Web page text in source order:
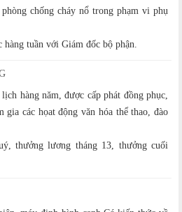
chống cháy nổ trong phạm vi phụ
tuần với Giám đốc bộ phận.
hàng năm, được cấp phát đồng phục,
các họat động văn hóa thể thao, đào
thưởng lương tháng 13, thưởng cuối